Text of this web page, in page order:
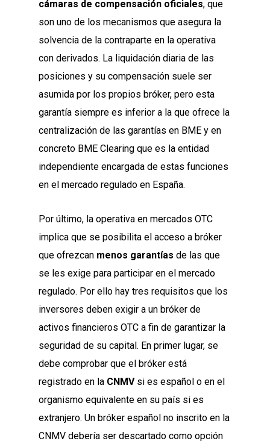
cámaras de compensación oficiales, que
son uno de los mecanismos que asegura la
solvencia de la contraparte en la operativa
con derivados. La liquidación diaria de las
posiciones y su compensación suele ser
asumida por los propios bróker, pero esta
garantía siempre es inferior a la que ofrece la
centralización de las garantías en BME y en
concreto BME Clearing que es la entidad
independiente encargada de estas funciones
en el mercado regulado en España.
Por último, la operativa en mercados OTC
implica que se posibilita el acceso a bróker
que ofrezcan menos garantías de las que
se les exige para participar en el mercado
regulado. Por ello hay tres requisitos que los
inversores deben exigir a un bróker de
activos financieros OTC a fin de garantizar la
seguridad de su capital. En primer lugar, se
debe comprobar que el bróker está
registrado en la CNMVsi es español o en el
organismo equivalente en su país si es
extranjero. Un bróker español no inscrito en la
CNMV debería ser descartado como opción